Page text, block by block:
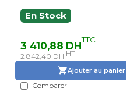
En Stock
3 410,88 DHTTC
2 842,40 DH HT
Ajouter au panier
Comparer